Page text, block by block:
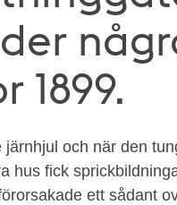
1899.
och när den
hus fick
ett sådant